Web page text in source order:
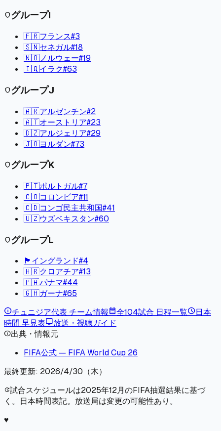
shieldグループI
🇫🇷フランス#3
🇸🇳セネガル#18
🇳🇴ノルウェー#19
🇮🇶イラク#63
shieldグループJ
🇦🇷アルゼンチン#2
🇦🇹オーストリア#23
🇩🇿アルジェリア#29
🇯🇴ヨルダン#73
shieldグループK
🇵🇹ポルトガル#7
🇨🇴コロンビア#11
🇨🇩コンゴ民主共和国#41
🇺🇿ウズベキスタン#60
shieldグループL
🏴󠁧󠁢󠁥󠁮󠁧󠁿 イングランド#4
🇭🇷クロアチア#13
🇵🇦パナマ#44
🇬🇭ガーナ#65
infoチュニジア代表 チーム情報calendar_month全104試合 日程一覧schedule日本
時間 早見表tv放送・視聴ガイド
info出典・情報元
FIFA公式 — FIFA World Cup 26
最終更新: 2026/4/30（木）
update試合スケジュールは2025年12月のFIFA抽選結果に基づ
く。日本時間表記。放送局は変更の可能性あり。
♥